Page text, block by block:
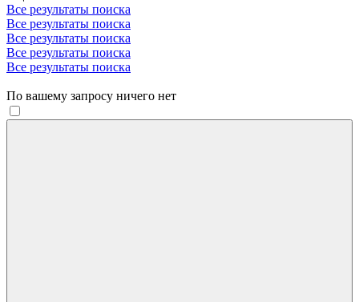
Все результаты поиска
Все результаты поиска
Все результаты поиска
Все результаты поиска
Все результаты поиска
По вашему запросу ничего нет